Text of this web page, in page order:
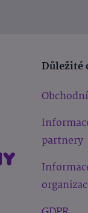
Důležité
partnery